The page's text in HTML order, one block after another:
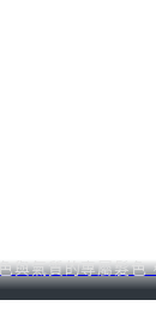
與氣質的專屬髮